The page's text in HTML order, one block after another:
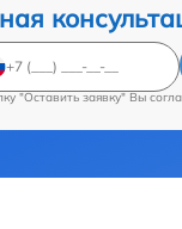
"Оставить заявку" Вы